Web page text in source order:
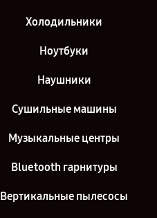
Холодильники
Ноутбуки
Наушники
Сушильные машины
Музыкальные центры
Bluetooth гарнитуры
Вертикальные пылесосы